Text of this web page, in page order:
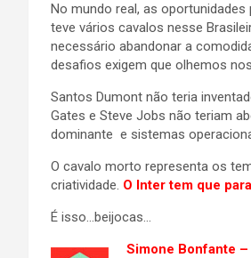
No mundo real, as
teve vários cavalos nesse
necessário abandonar a
desafios exigem que olhemos
Santos Dumont não teria
Gates e Steve Jobs não teriam
dominante e sistemas
O cavalo morto representa os
criatividade. O Inter tem que
É isso…beijocas…
Simone Bonfante